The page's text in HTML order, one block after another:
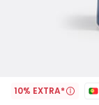
10% EXTRA*